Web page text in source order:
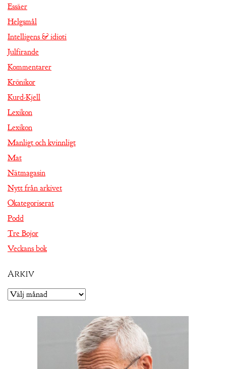
Essäer
Helgsmål
Intelligens & idioti
Julfirande
Kommentarer
Krönikor
Kurd-Kjell
Lexikon
Lexikon
Manligt och kvinnligt
Mat
Nätmagasin
Nytt från arkivet
Okategoriserat
Podd
Tre Bojor
Veckans bok
Arkiv
Arkiv